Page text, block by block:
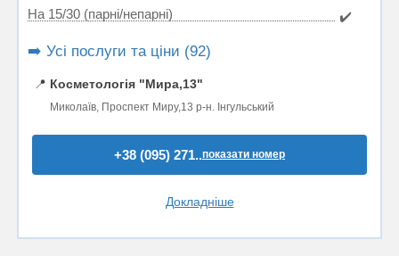
На 15/30 (парні/непарні) ✔️
➡️ Усі послуги та ціни (92)
📍 Косметологія "Мира,13"
Миколаїв, Проспект Миру,13 р-н. Інгульський
+38 (095) 271..показати номер
Докладніше